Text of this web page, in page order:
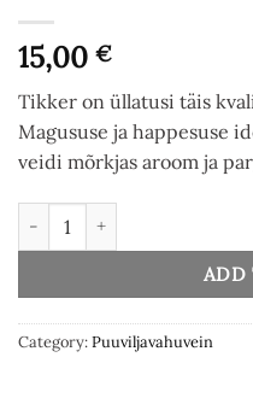
15,00 €
Tikker on üllatusi täis
Magususe ja happesuse
veidi mõrkjas aroom ja
Tikker 75cl quantity
ADD
Category:Puuviljavahuvein